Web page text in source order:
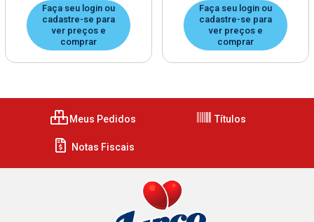
Faça seu login ou
cadastre-se para
ver preços e
comprar
Faça seu login ou
cadastre-se para
ver preços e
comprar
Meus Pedidos Títulos
Notas Fiscais